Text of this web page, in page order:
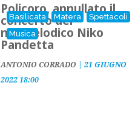
Basilicata Matera
Spettacoli
Musica
Policoro, annullato il
concerto del
neomelodico Niko
Pandetta
ANTONIO CORRADO |21 GIUGNO
2022 18:00